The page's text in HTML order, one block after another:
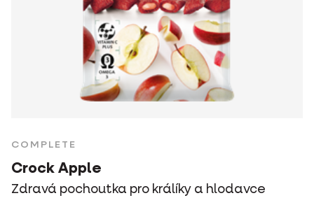
COMPLETE
Crock Apple
Zdravá pochoutka pro králíky a hlodavce